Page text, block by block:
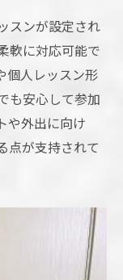
ントとは
活用した情
の違いを比
む学び方
ーも習得
スンが設定され
軟に対応可能で
個人レッスン形
も安心して参加
や外出に向け
点が支持されて